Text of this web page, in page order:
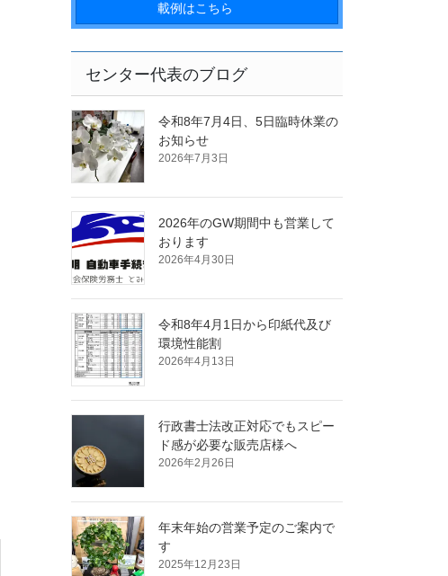
載例はこちら
センター代表のブログ
令和8年7月4日、5日臨時休業の
お知らせ
2026年7月3日
2026年のGW期間中も営業して
おります
2026年4月30日
令和8年4月1日から印紙代及び
環境性能割
2026年4月13日
行政書士法改正対応でもスピー
ド感が必要な販売店様へ
2026年2月26日
年末年始の営業予定のご案内で
す
2025年12月23日